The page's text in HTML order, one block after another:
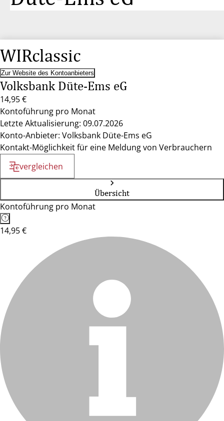
WIRclassic
Zur Website des Kontoanbieters
Volksbank Düte-Ems eG
14,95 €
Kontoführung pro Monat
Letzte Aktualisierung: 09.07.2026
Konto-Anbieter: Volksbank Düte-Ems eG
Kontakt-Möglichkeit für eine Meldung von Verbrauchern
vergleichen
Übersicht
Kontoführung pro Monat
14,95 €